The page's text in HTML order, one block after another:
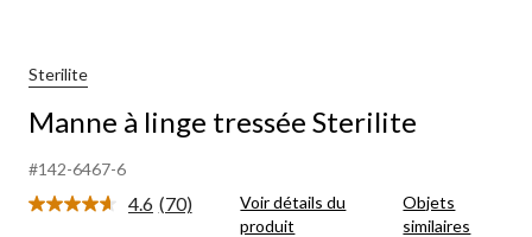
Sterilite
Manne à linge tressée Sterilite
#142-6467-6
4.6 Lire
(70)
Voir détails du
produit
Objets
similaires